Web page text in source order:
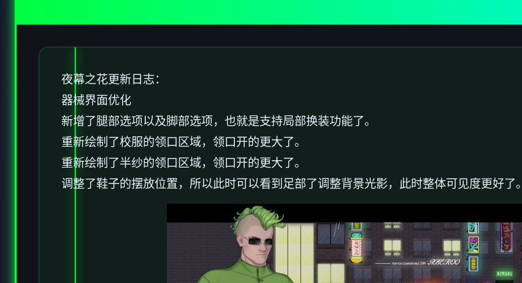
夜幕之花更新日志：
器械界面优化
新增了腿部选项以及脚部选项，也就是支持局部换装功能了。
重新绘制了校服的领口区域，领口开的更大了。
重新绘制了半纱的领口区域，领口开的更大了。
调整了鞋子的摆放位置，所以此时可以看到足部了调整背景光影，此时整体可见度更好了。